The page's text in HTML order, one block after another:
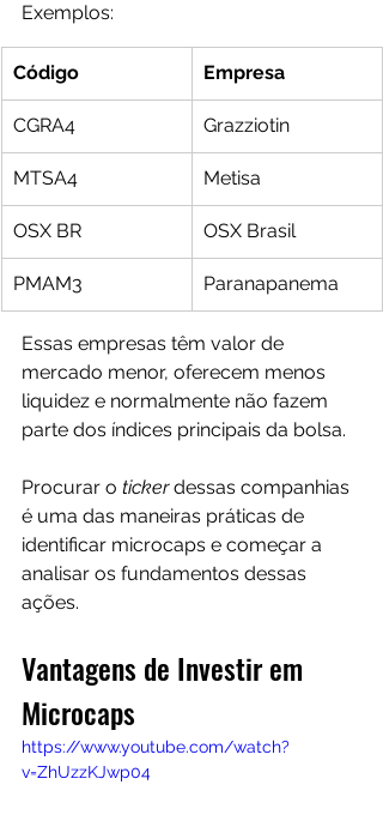
Exemplos:
Código Empresa
CGRA4 Grazziotin
MTSA4 Metisa
OSX BR OSX Brasil
PMAM3 Paranapanema
Essas empresas têm valor de
mercado menor, oferecem menos
liquidez e normalmente não fazem
parte dos índices principais da bolsa.
Procurar o ticker dessas companhias
é uma das maneiras práticas de
identificar microcaps e começar a
analisar os fundamentos dessas
ações.
Vantagens de Investir em
Microcaps
https://www.youtube.com/watch?
v=ZhUzzKJwp04